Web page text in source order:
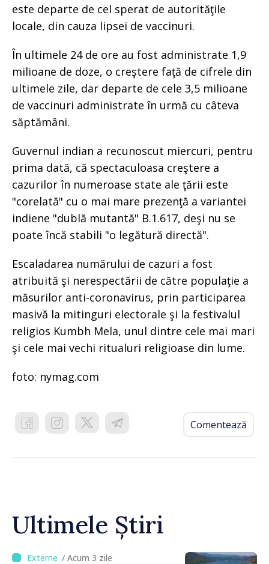
este departe de cel sperat de autorităţile
locale, din cauza lipsei de vaccinuri.
În ultimele 24 de ore au fost administrate 1,9
milioane de doze, o creştere faţă de cifrele din
ultimele zile, dar departe de cele 3,5 milioane
de vaccinuri administrate în urmă cu câteva
săptămâni.
Guvernul indian a recunoscut miercuri, pentru
prima dată, că spectaculoasa creştere a
cazurilor în numeroase state ale ţării este
"corelată" cu o mai mare prezenţă a variantei
indiene "dublă mutantă" B.1.617, deşi nu se
poate încă stabili "o legătură directă".
Escaladarea numărului de cazuri a fost
atribuită şi nerespectării de către populaţie a
măsurilor anti-coronavirus, prin participarea
masivă la mitinguri electorale şi la festivalul
religios Kumbh Mela, unul dintre cele mai mari
şi cele mai vechi ritualuri religioase din lume.
foto: nymag.com
Comentează
Ultimele Știri
/ Acum 3 zile